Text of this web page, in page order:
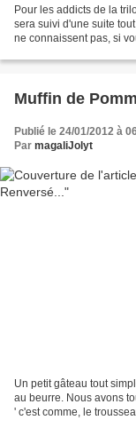
Pour les addicts de la
sera suivi d'une suite
ne connaissent pas, si
Muffin de
Publié le 24/01/2012 à
Par magaliJolyt
Un petit gâteau tout
au beurre. Nous avons
' c'est comme, le